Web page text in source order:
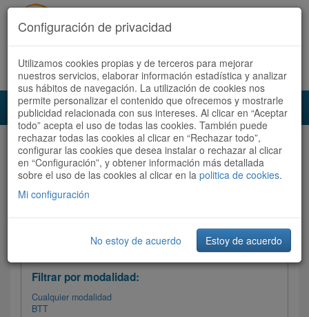
Acceder Registrate ahora Español | Català
Audioruta Todas las rutas
Todas las rutas
Ordenar por: Más recientes /
Filtrar las rutas
Filtrar por modalidad:
Cualquier modalidad
BTT
Configuración de privacidad
Utilizamos cookies propias y de terceros para mejorar
nuestros servicios, elaborar información estadística y analizar
sus hábitos de navegación. La utilización de cookies nos
permite personalizar el contenido que ofrecemos y mostrarle
publicidad relacionada con sus intereses. Al clicar en “Aceptar
todo” acepta el uso de todas las cookies. También puede
rechazar todas las cookies al clicar en “Rechazar todo”,
configurar las cookies que desea instalar o rechazar al clicar
en “Configuración”, y obtener información más detallada
sobre el uso de las cookies al clicar en la politica de cookies.
Mi configuración
No estoy de acuerdo Estoy de acuerdo